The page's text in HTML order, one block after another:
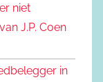
niet
J.P. Coen
in